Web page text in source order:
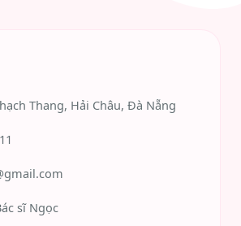
Thang, Hải Châu, Đà Nẵng
sĩ Ngọc